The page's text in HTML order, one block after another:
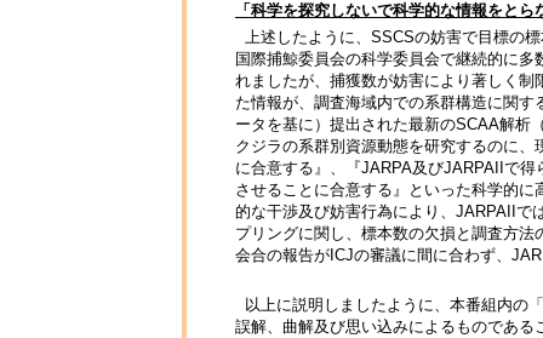
「科学を探究しないで科学的な情報をと
上述したように、SSCSの妨害で目標の
国際捕鯨委員会の科学委員会で継続的に
れましたが、捕獲数が妨害により著しく
た情報が、調査海域内での系群構造に関
ータを基に）提出された最新のSCAA解析
クジラの系群別資源動態を研究するのに
に合意する』、『JARPA及びJARPAIIで
させることに合意する』といった科学的
的な干渉及び妨害行為により、JARPAIIで
プリングに関し、標本数の欠損と調査方
会合の報告がICJの審議に間に合わず、
以上に説明しましたように、本番組内の
誤解、曲解及び思い込みによるものであ